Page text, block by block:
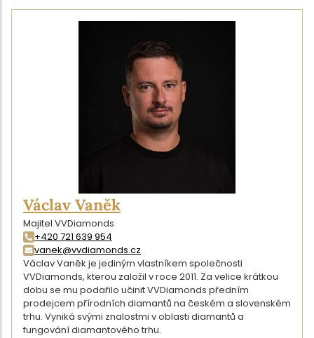
Václav Vaněk
Majitel VVDiamonds
+420 721 639 954
vanek@vvdiamonds.cz
Václav Vaněk je jediným vlastníkem společnosti
VVDiamonds, kterou založil v roce 2011. Za velice krátkou
dobu se mu podařilo učinit VVDiamonds předním
prodejcem přírodních diamantů na českém a slovenském
trhu. Vyniká svými znalostmi v oblasti diamantů a
fungování diamantového trhu.